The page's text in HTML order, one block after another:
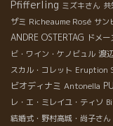
Pfifferling ミズキさん 共
ザミ Richeaume Rosé サン
ANDRE OSTERTAG ドメ
ビ・ワイン・ケノビュル 渡
スカル・コレット Eruption
ビオディナミ Antonella
レ・エ・ミレイユ・ティソ
結婚式・野村高城・尚子さん